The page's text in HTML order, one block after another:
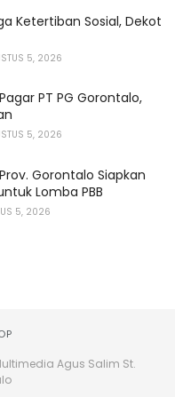
Ketertiban Sosial, Dekot
5, 2026
PT PG Gorontalo,
5, 2026
Gorontalo Siapkan
Lomba PBB
5, 2026
Agus Salim St.